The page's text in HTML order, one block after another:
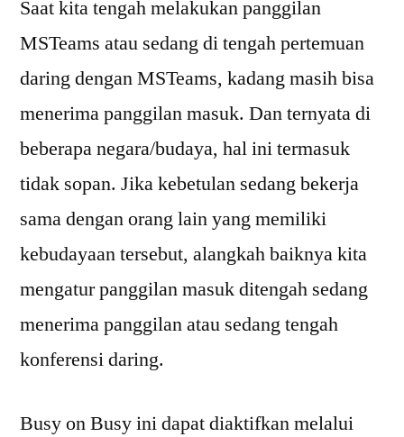
Saat kita tengah melakukan panggilan
MSTeams atau sedang di tengah pertemuan
daring dengan MSTeams, kadang masih bisa
menerima panggilan masuk. Dan ternyata di
beberapa negara/budaya, hal ini termasuk
tidak sopan. Jika kebetulan sedang bekerja
sama dengan orang lain yang memiliki
kebudayaan tersebut, alangkah baiknya kita
mengatur panggilan masuk ditengah sedang
menerima panggilan atau sedang tengah
konferensi daring.
Busy on Busy ini dapat diaktifkan melalui